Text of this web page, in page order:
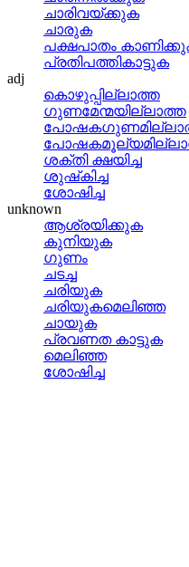
ചാരിവയ്‌ക്കുക
ചാരുക
പക്ഷപാതം
പ്രതിപത്തികാട്ടുക
adj
കൊഴുപ്പില്ലാത്ത
ഗുണമേന്മയില്ലാത്ത
ശക്തി ക്ഷയിച്ച
ശുഷ്‌കിച്ച
ശോഷിച്ച
unknown
ആശ്രയിക്കുക
കുനിയുക
ഗുണം
ചടച്ച
ചരിയുക
ചരിയുകമെലിഞ്ഞ
ചായുക
പ്രവണത കാട്ടുക
മെലിഞ്ഞ
ശോഷിച്ച